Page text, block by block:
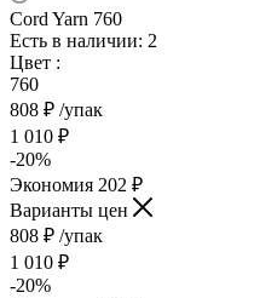
Cord Yarn 760
Есть в наличии: 2
Цвет :
760
808 ₽ /упак
1 010 ₽
-20%
Экономия 202 ₽
Варианты цен
808 ₽ /упак
1 010 ₽
-20%